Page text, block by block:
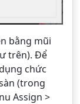
bằng mũi
trên). Để
chức
(trong
Assign >